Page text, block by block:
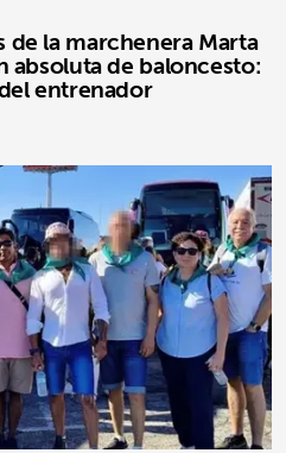
de la marchenera Marta
absoluta de baloncesto:
entrenador